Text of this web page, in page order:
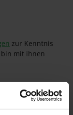
zur Kenntnis
mit ihnen